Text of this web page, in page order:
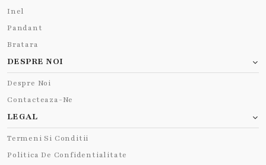
Inel
Pandant
Bratara
DESPRE NOI
Despre Noi
Contacteaza-Ne
LEGAL
Termeni Si Conditii
Politica De Confidentialitate